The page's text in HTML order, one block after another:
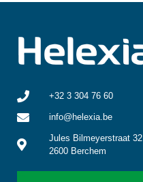
+32 3 304 76 60
info@helexia.be
Jules Bilmeyerstraat 32
2600 Berchem